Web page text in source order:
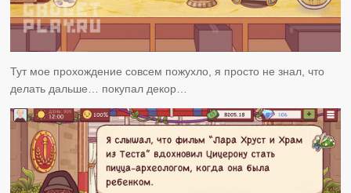
Тут мое прохождение совсем пожухло, я просто не знал, что
делать дальше… покупал декор…